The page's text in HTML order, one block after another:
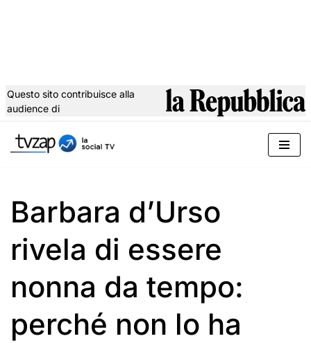
al
Questo sito contribuisce alla
audience di
Barbara d’Urso
rivela di essere
nonna da tempo:
perché non lo ha